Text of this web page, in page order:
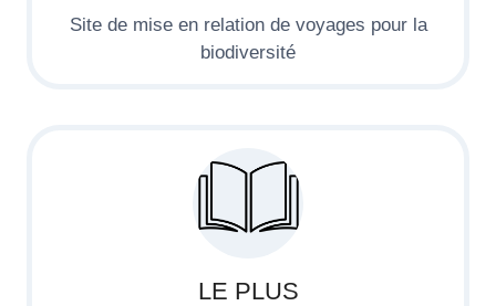
Site de mise en relation de voyages pour la
biodiversité
LE PLUS